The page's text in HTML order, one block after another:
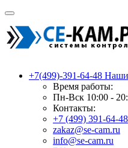
+7(499)-391-64-48 Наши
Время работы:
Пн-Вск 10:00 -
Контакты:
+7 (499) 391-64-48
zakaz@se-cam.ru
info@se-cam.ru